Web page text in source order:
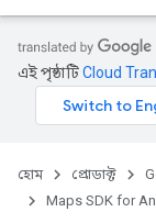
এই পৃষ্ঠাটিCloud
হোম প্রোডাক্ট
Maps SDK for